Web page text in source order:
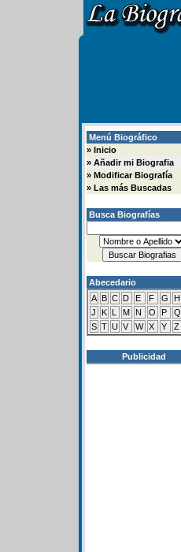
Menú Biográfico
» Inicio
» Añadir mi Biografia
» Modificar Biografía
» Las más Buscadas
Busca Biografías
Abecedario
A B C D E F G H
J
K L M N O P Q
S T U V W X Y Z
Publicidad